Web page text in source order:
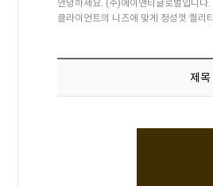
안녕하세요. (주)에이앤티글로벌입니다.
클라이언트의 니즈에 맞게 정성껏 퀄리
제목